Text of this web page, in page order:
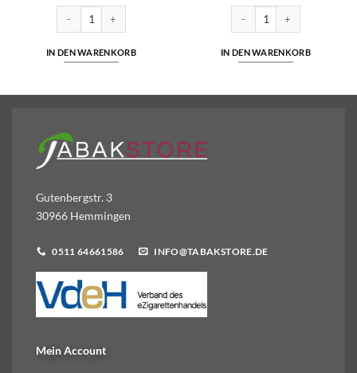
SC - Virginia Tobacco - Hybrid Nikotinsalz 10ml Liquid 5mg/ml Menge
IN DEN WARENKORB
SC - Apple - Nikotinsalz
IN DEN WARENKORB
Liquid 10ml Liquid 10 mg/ml Menge
Gutenbergstr. 3
30966 Hemmingen
0511 64661586 INFO@TABAKSTORE.DE
Mein Account